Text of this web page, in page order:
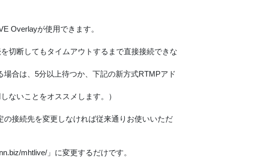
Overlayが使用できます。
切断してもタイムアウトするまで直接接続できな
合は、5分以上待つか、下記の新方式RTMPアド
ないことをオススメします。）
接続先を変更しなければ従来通りお使いいただ
mhtlive/」に変更するだけです。